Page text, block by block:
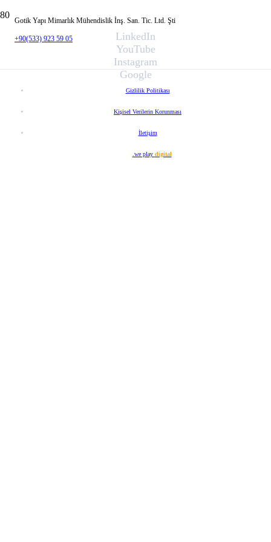
Gotik Yapı Mimarlık Mühendislik İnş. San. Tic. Ltd. Şti
+90(533) 923 59 05
LinkedIn
YouTube
Instagram
Google
Gizlilik Politikası
Kişisel Verilerin Korunması
İletişim
.we play digital